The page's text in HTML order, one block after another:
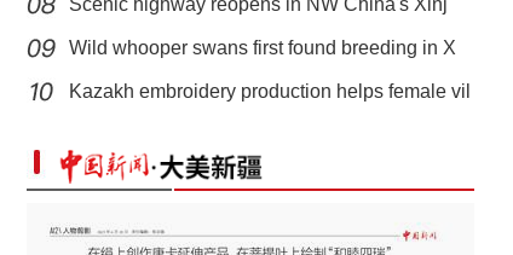
新疆美食：和田凉粉
Scenic highway reopens in NW China's Xinj
Wild whooper swans first found breeding in X
Kazakh embroidery production helps female vil